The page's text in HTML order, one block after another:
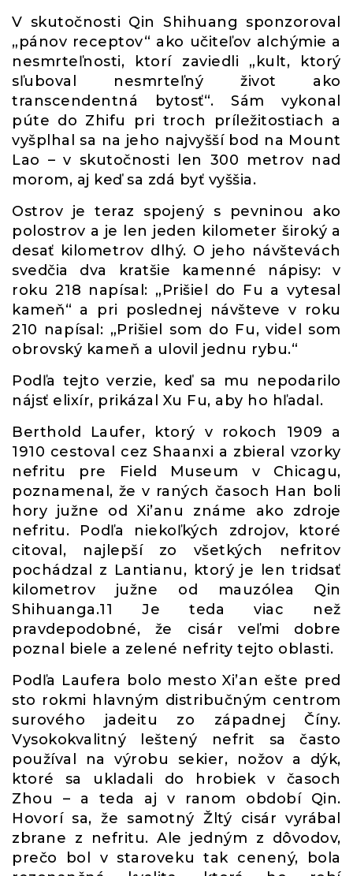
V skutočnosti Qin Shihuang sponzoroval
„pánov receptov“ ako učiteľov alchýmie a
nesmrteľnosti, ktorí zaviedli „kult, ktorý
sľuboval nesmrteľný život ako
transcendentná bytosť“. Sám vykonal
púte do Zhifu pri troch príležitostiach a
vyšplhal sa na jeho najvyšší bod na Mount
Lao – v skutočnosti len 300 metrov nad
morom, aj keď sa zdá byť vyššia.
Ostrov je teraz spojený s pevninou ako
polostrov a je len jeden kilometer široký a
desať kilometrov dlhý. O jeho návštevách
svedčia dva kratšie kamenné nápisy: v
roku 218 napísal: „Prišiel do Fu a vytesal
kameň“ a pri poslednej návšteve v roku
210 napísal: „Prišiel som do Fu, videl som
obrovský kameň a ulovil jednu rybu.“
Podľa tejto verzie, keď sa mu nepodarilo
nájsť elixír, prikázal Xu Fu, aby ho hľadal.
Berthold Laufer, ktorý v rokoch 1909 a
1910 cestoval cez Shaanxi a zbieral vzorky
nefritu pre Field Museum v Chicagu,
poznamenal, že v raných časoch Han boli
hory južne od Xi’anu známe ako zdroje
nefritu. Podľa niekoľkých zdrojov, ktoré
citoval, najlepší zo všetkých nefritov
pochádzal z Lantianu, ktorý je len tridsať
kilometrov južne od mauzólea Qin
Shihuanga.11 Je teda viac než
pravdepodobné, že cisár veľmi dobre
poznal biele a zelené nefrity tejto oblasti.
Podľa Laufera bolo mesto Xi’an ešte pred
sto rokmi hlavným distribučným centrom
surového jadeitu zo západnej Číny.
Vysokokvalitný leštený nefrit sa často
používal na výrobu sekier, nožov a dýk,
ktoré sa ukladali do hrobiek v časoch
Zhou – a teda aj v ranom období Qin.
Hovorí sa, že samotný Žltý cisár vyrábal
zbrane z nefritu. Ale jedným z dôvodov,
prečo bol v staroveku tak cenený, bola